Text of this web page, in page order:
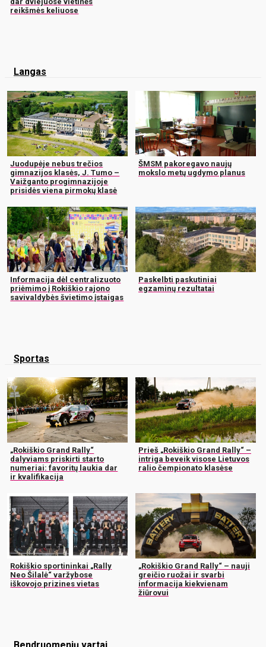
reikšmės keliuose
Langas
Juodupėje nebus trečios
gimnazijos klasės, J. Tumo –
Vaižganto progimnazijoje
prisidės viena pirmokų klasė
ŠMSM pakoregavo naujų
mokslo metų ugdymo planus
Informacija dėl centralizuoto
priėmimo į Rokiškio rajono
savivaldybės švietimo įstaigas
Paskelbti paskutiniai
egzaminų rezultatai
Sportas
„Rokiškio Grand Rally“
dalyviams priskirti starto
numeriai: favoritų laukia dar
ir kvalifikacija
Prieš „Rokiškio Grand Rally“ –
intriga beveik visose Lietuvos
ralio čempionato klasėse
Rokiškio sportininkai „Rally
Neo Šilalė“ varžybose
iškovojo prizines vietas
„Rokiškio Grand Rally“ – nauji
greičio ruožai ir svarbi
informacija kiekvienam
žiūrovui